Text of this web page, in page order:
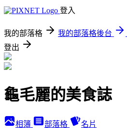
登入
我的部落格 我的部落格後台
登出
龜毛麗的美食誌
相簿 部落格 名片